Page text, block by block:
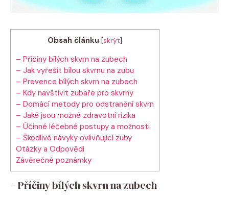
Obsah článku [skrýt]
– Příčiny bílých skvrn na zubech
– Jak vyřešit bílou skvrnu na zubu
– Prevence bílých skvrn na zubech
– Kdy navštívit zubaře pro skvrny
– Domácí metody pro odstranění skvrn
– Jaké jsou možné zdravotní rizika
– Účinné léčebné postupy a možnosti
– Škodlivé návyky ovlivňující zuby
Otázky a Odpovědi
Závěrečné poznámky
– Příčiny bílých skvrn na zubech